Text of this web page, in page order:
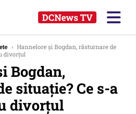
DCNews TV
› Hannelore și Bogdan, răsturnare de
divorțul
Bogdan,
situație? Ce s-a
divorțul